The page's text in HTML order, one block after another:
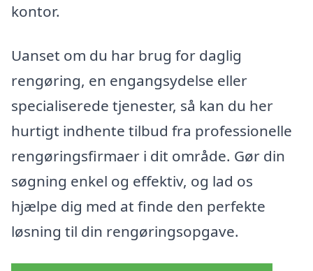
kontor.
Uanset om du har brug for daglig
rengøring, en engangsydelse eller
specialiserede tjenester, så kan du her
hurtigt indhente tilbud fra professionelle
rengøringsfirmaer i dit område. Gør din
søgning enkel og effektiv, og lad os
hjælpe dig med at finde den perfekte
løsning til din rengøringsopgave.